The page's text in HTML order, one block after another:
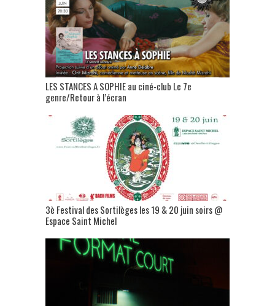
LES STANCES A SOPHIE au ciné-club Le 7e
genre/Retour à l’écran
3è Festival des Sortilèges les 19 & 20 juin soirs @
Espace Saint Michel